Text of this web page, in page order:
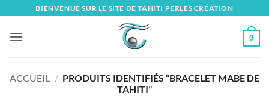
content
BIENVENUE SUR LE SITE DE TAHITI PERLES CRÉATION
0
ACCUEIL / PRODUITS IDENTIFIÉS “BRACELET MABE DE
TAHITI”